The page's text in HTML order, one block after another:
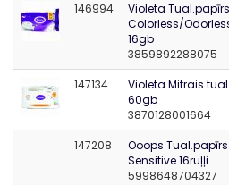
146994
Violeta Tual.papīrs
Colorless/
16gb
3859892288075
147134
Violeta Mitrais
60gb
3870128001664
147208
Ooops
Sensitive 16ruļļi
5998648704327